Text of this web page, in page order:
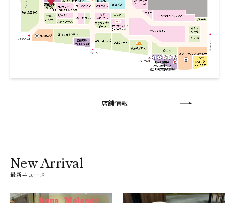
店舗情報
New Arrival
最新ニュース